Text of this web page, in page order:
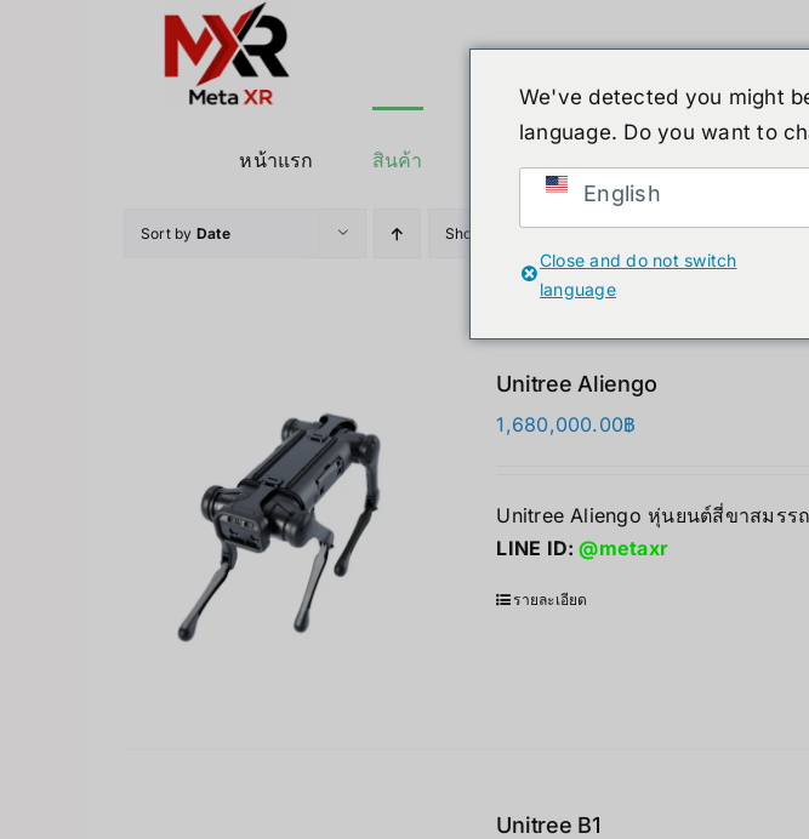
หน้าแรก
สินค้า
Sort by Date Show 24 Products
Unitree Aliengo
1,680,000.00฿
Unitree Aliengo หุ่นยนต์สี่ขาสมร
LINE ID:@metaxr
รายละเอียด
Unitree B1
We've detected you might
language. Do you want to
English
Close and do not switch
language